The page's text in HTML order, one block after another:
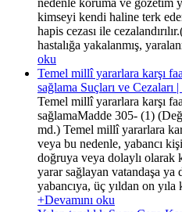
kimseyi kendi haline terk
hapis cezası ile
hastalığa yakalanmış,
oku
Temel millî yararlara karşı
sağlama Suçları ve Cezaları
Temel millî yararlara karşı
sağlamaMadde 305- (1)
md.) Temel millî yararlara
veya bu nedenle, yabancı
doğruya veya dolaylı olarak
yarar sağlayan vatandaşa
yabancıya, üç yıldan on
+Devamını oku